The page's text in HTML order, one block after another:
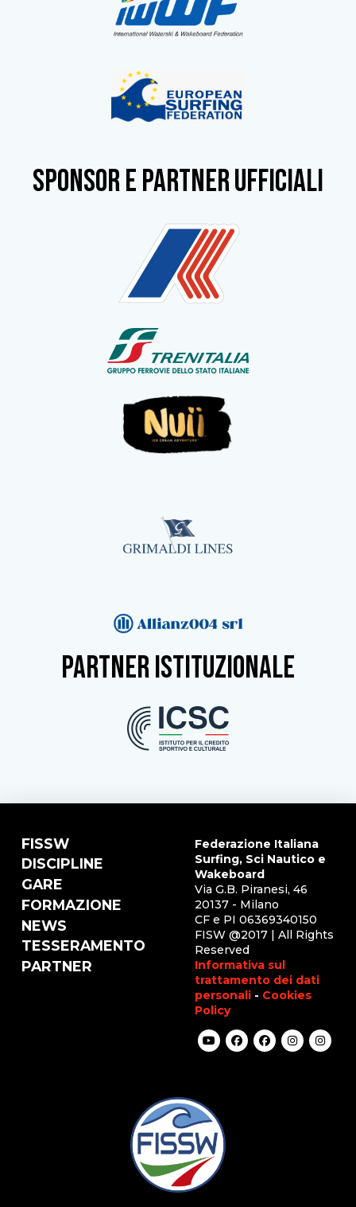
SPONSOR e partner ufficiali
partner istituzionale
FISSW
DISCIPLINE
GARE
FORMAZIONE
NEWS
TESSERAMENTO
PARTNER
Federazione Italiana
Surfing, Sci Nautico e
Wakeboard
Via G.B. Piranesi, 46
20137 - Milano
CF e PI 06369340150
FISW @2017 | All Rights
Reserved
Informativa sul
trattamento dei dati
personali - Cookies
Policy